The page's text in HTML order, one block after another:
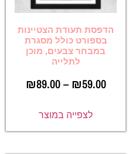
הדפסת תעודת הצטיינות
בספורט כולל מסגרת
במבחר צבעים, מוכן
לתלייה
₪59.00
–
₪89.00
לצפייה במוצר